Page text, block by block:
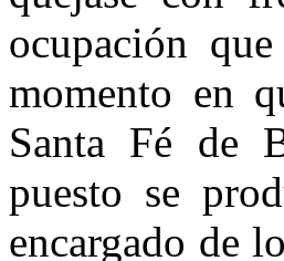
ocupación
momento en
Santa Fé de
puesto se
encargado de